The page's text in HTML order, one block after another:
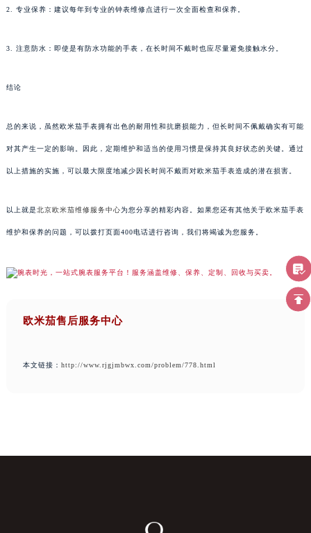
2. 专业保养：建议每年到专业的钟表维修点进行一次全面检查和保养。
3. 注意防水：即使是有防水功能的手表，在长时间不戴时也应尽量避免接触水分。
结论
总的来说，虽然欧米茄手表拥有出色的耐用性和抗磨损能力，但长时间不佩戴确实有可能
对其产生一定的影响。因此，定期维护和适当的使用习惯是保持其良好状态的关键。通过
以上措施的实施，可以最大限度地减少因长时间不戴而对欧米茄手表造成的潜在损害。
以上就是北京欧米茄维修服务中心为您分享的精彩内容。如果您还有其他关于欧米茄手表
维护和保养的问题，可以拨打页面400电话进行咨询，我们将竭诚为您服务。
欧米茄售后服务中心
本文链接： http://www.rjgjmbwx.com/problem/778.html